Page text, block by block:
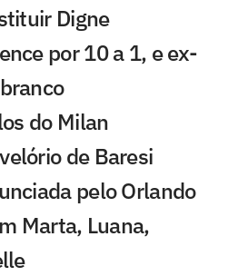
Digne
por 10 a 1, e ex-
do Milan
de Baresi
pelo Orlando
Marta, Luana,